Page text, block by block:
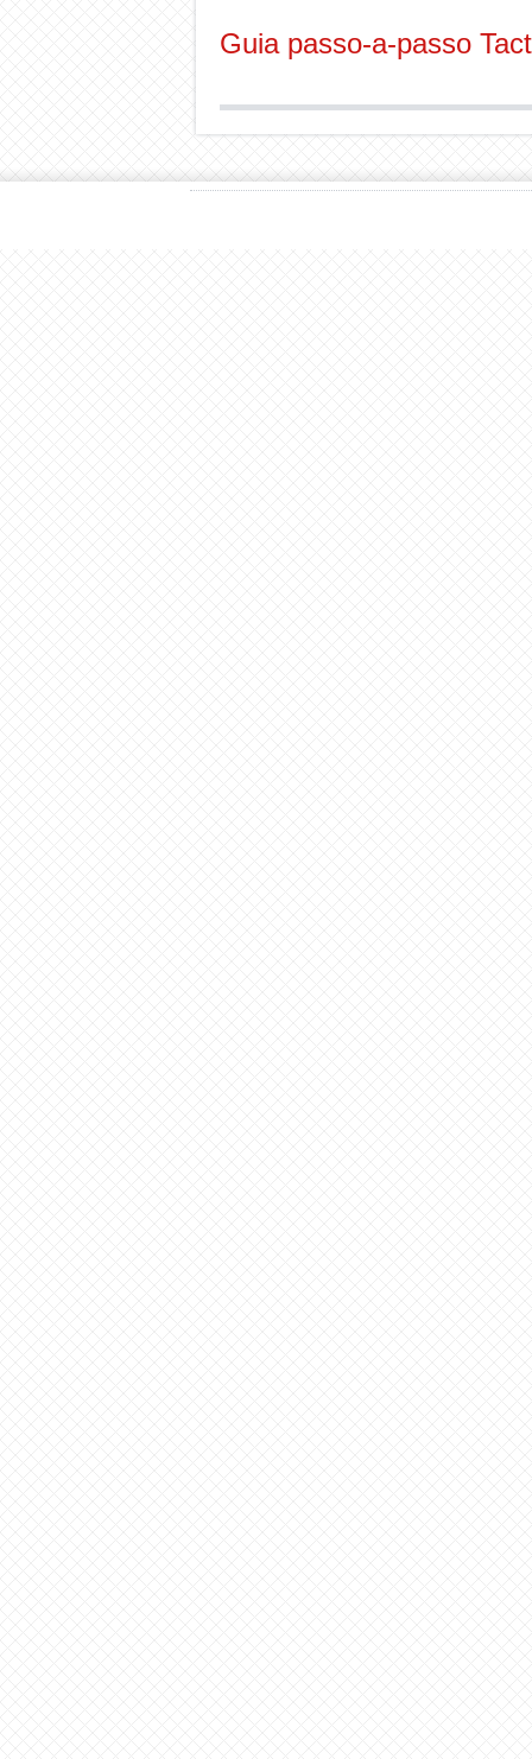
Guia passo-a-passo